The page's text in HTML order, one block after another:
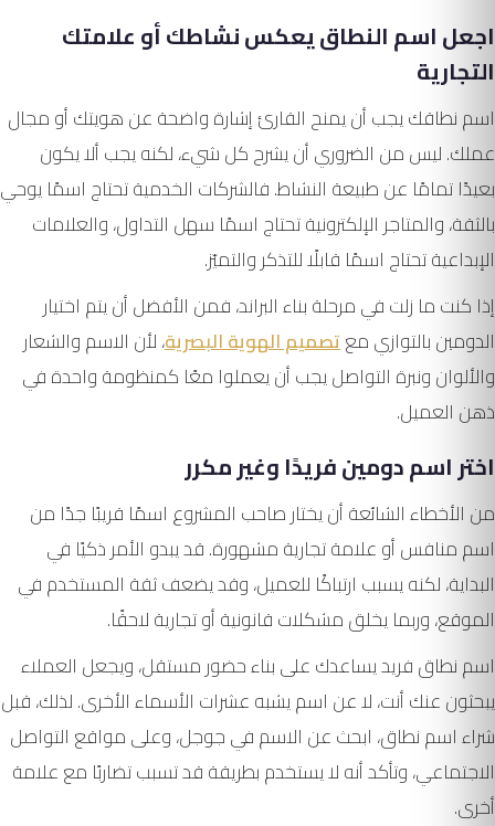
اجعل اسم النطاق يعكس نشاطك أو علامتك
التجارية
اسم نطاقك يجب أن يمنح القارئ إشارة واضحة عن هويتك أو مجال
عملك. ليس من الضروري أن يشرح كل شيء، لكنه يجب ألا يكون
بعيدًا تمامًا عن طبيعة النشاط. فالشركات الخدمية تحتاج اسمًا يوحي
بالثقة، والمتاجر الإلكترونية تحتاج اسمًا سهل التداول، والعلامات
الإبداعية تحتاج اسمًا قابلًا للتذكر والتميّز.
إذا كنت ما زلت في مرحلة بناء البراند، فمن الأفضل أن يتم اختيار
الدومين بالتوازي معتصميم الهوية البصرية، لأن الاسم والشعار
والألوان ونبرة التواصل يجب أن يعملوا معًا كمنظومة واحدة في
ذهن العميل.
اختر اسم دومين فريدًا وغير مكرر
من الأخطاء الشائعة أن يختار صاحب المشروع اسمًا قريبًا جدًا من
اسم منافس أو علامة تجارية مشهورة. قد يبدو الأمر ذكيًا في
البداية، لكنه يسبب ارتباكًا للعميل، وقد يضعف ثقة المستخدم في
الموقع، وربما يخلق مشكلات قانونية أو تجارية لاحقًا.
اسم نطاق فريد يساعدك على بناء حضور مستقل، ويجعل العملاء
يبحثون عنك أنت، لا عن اسم يشبه عشرات الأسماء الأخرى. لذلك، قبل
شراء اسم نطاق، ابحث عن الاسم في جوجل، وعلى مواقع التواصل
الاجتماعي، وتأكد أنه لا يستخدم بطريقة قد تسبب تضاربًا مع علامة
أخرى.